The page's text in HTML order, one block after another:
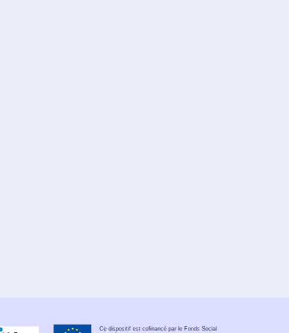
Ce dispositif est cofinancé par le Fonds Social